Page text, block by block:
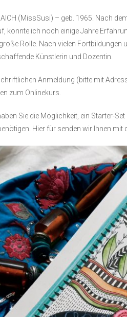
(MissSusi) – geb. 1965. Nach
konnte ich noch einige Jahre
Rolle. Nach vielen
Künstlerin und Dozentin.
Anmeldung (bitte mit
zum Onlinekurs.
Sie die Möglichkeit, ein Starter-
Hier für senden wir Ihnen